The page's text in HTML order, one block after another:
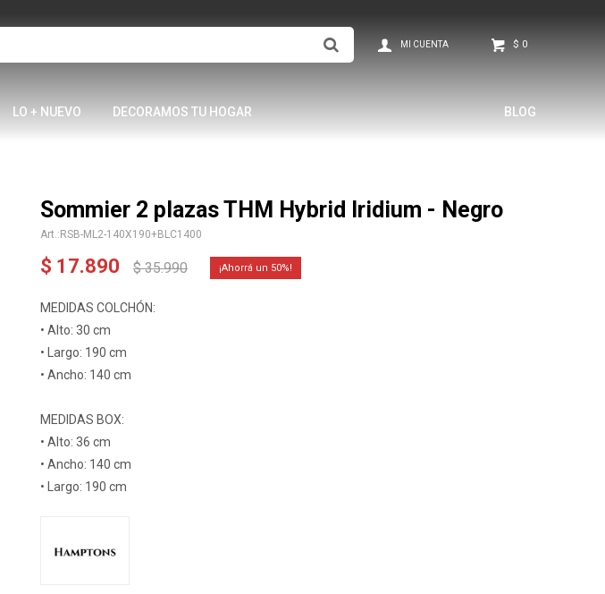
LO + NUEVO DECORAMOS TU HOGAR BLOG
$ 0
Sommier 2 plazas THM Hybrid Iridium - Negro
RSB-ML2-140X190+BLC1400
$ 17.890 $ 35.990 50
MEDIDAS COLCHÓN:
• Alto: 30 cm
• Largo: 190 cm
• Ancho: 140 cm
MEDIDAS BOX:
• Alto: 36 cm
• Ancho: 140 cm
• Largo: 190 cm